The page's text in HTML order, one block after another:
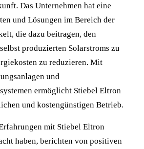
Das Unternehmen hat eine
und Lösungen im Bereich der
die dazu beitragen, den
produzierten Solarstroms zu
zu reduzieren. Mit
und
ermöglicht Stiebel Eltron
und kostengünstigen Betrieb.
mit Stiebel Eltron
haben, berichten von positiven